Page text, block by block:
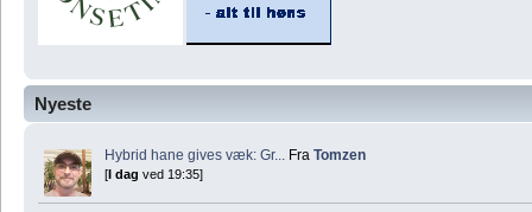
Nyeste
Hybrid hane gives væk: Gr... Fra Tomzen
[I dag ved 19:35]